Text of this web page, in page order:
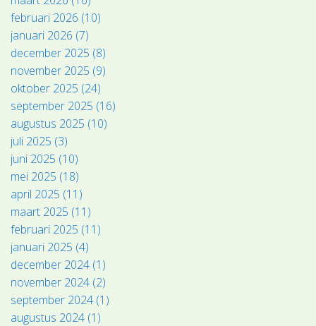
februari 2026 (10)
januari 2026 (7)
december 2025 (8)
november 2025 (9)
oktober 2025 (24)
september 2025 (16)
augustus 2025 (10)
juli 2025 (3)
juni 2025 (10)
mei 2025 (18)
april 2025 (11)
maart 2025 (11)
februari 2025 (11)
januari 2025 (4)
december 2024 (1)
november 2024 (2)
september 2024 (1)
augustus 2024 (1)